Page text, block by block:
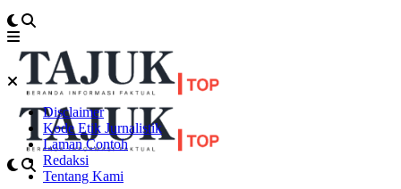
Disclaimer
Kode Etik Jurnalistik
Laman Contoh
Redaksi
Tentang Kami